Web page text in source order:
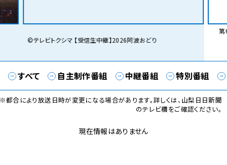
©テレビトクシマ 【受信生中継】2026阿波おどり
第
すべて 自主制作番組 中継番組 特別番組
都合により放送日時が変更になる場合があります。詳しくは、山梨日日新聞
のテレビ欄をご確認ください。
現在情報はありません